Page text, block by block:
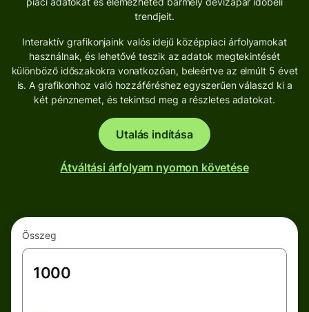
trendjeit.
Interaktív grafikonjaink valós idejű középpiaci árfolyamokat
használnak, és lehetővé teszik az adatok megtekintését
különböző időszakokra vonatkozóan, beleértve az elmúlt 5 évet
is. A grafikonhoz való hozzáféréshez egyszerűen válaszd ki a
két pénznemet, és tekintsd meg a részletes adatokat.
Utalás indítása
Átváltási árfolyam nyomon követése
Összeg